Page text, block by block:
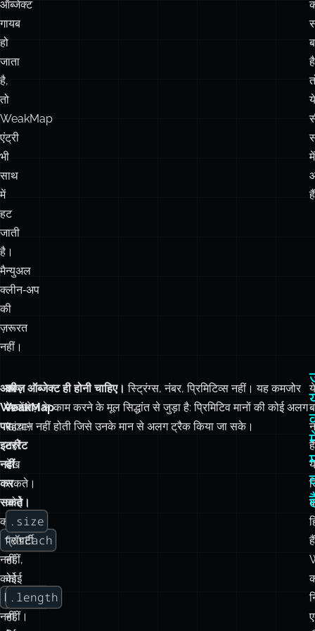
है,
तो
WeakMap
एंट्री
भी
साथ
में
हट
जाती
है।
मैन्युअल
क्लीन‑अप
की
ज़रूरत
नहीं।
ये
में
WeakMap
नहीं
कर
सकते।
कोई
forEach
नहीं,
कोई
keys()
नहीं,
कोई
values()
नहीं।
यह
आकार
देख
सकते।
कोई
.size
प्रॉपर्टी
नहीं,
कोई
.length
नहीं।
फिर
से,
यह
एक
रेफ़रेंसेज़ के काम करने के मूल सिद्धांत से जुड़ा है: प्रिमिटिव मानों की कोई अलग
ये